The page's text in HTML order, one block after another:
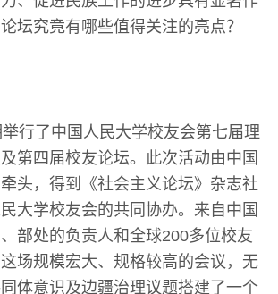
坛究竟有哪些值得关注的亮点？
行了中国人民大学校友会第七届理
第四届校友论坛。此次活动由中国
头，得到《社会主义论坛》杂志社
大学校友会的共同协办。来自中国
部处的负责人和全球200多位校友
场规模宏大、规格较高的会议，无
体意识及边疆治理议题搭建了一个